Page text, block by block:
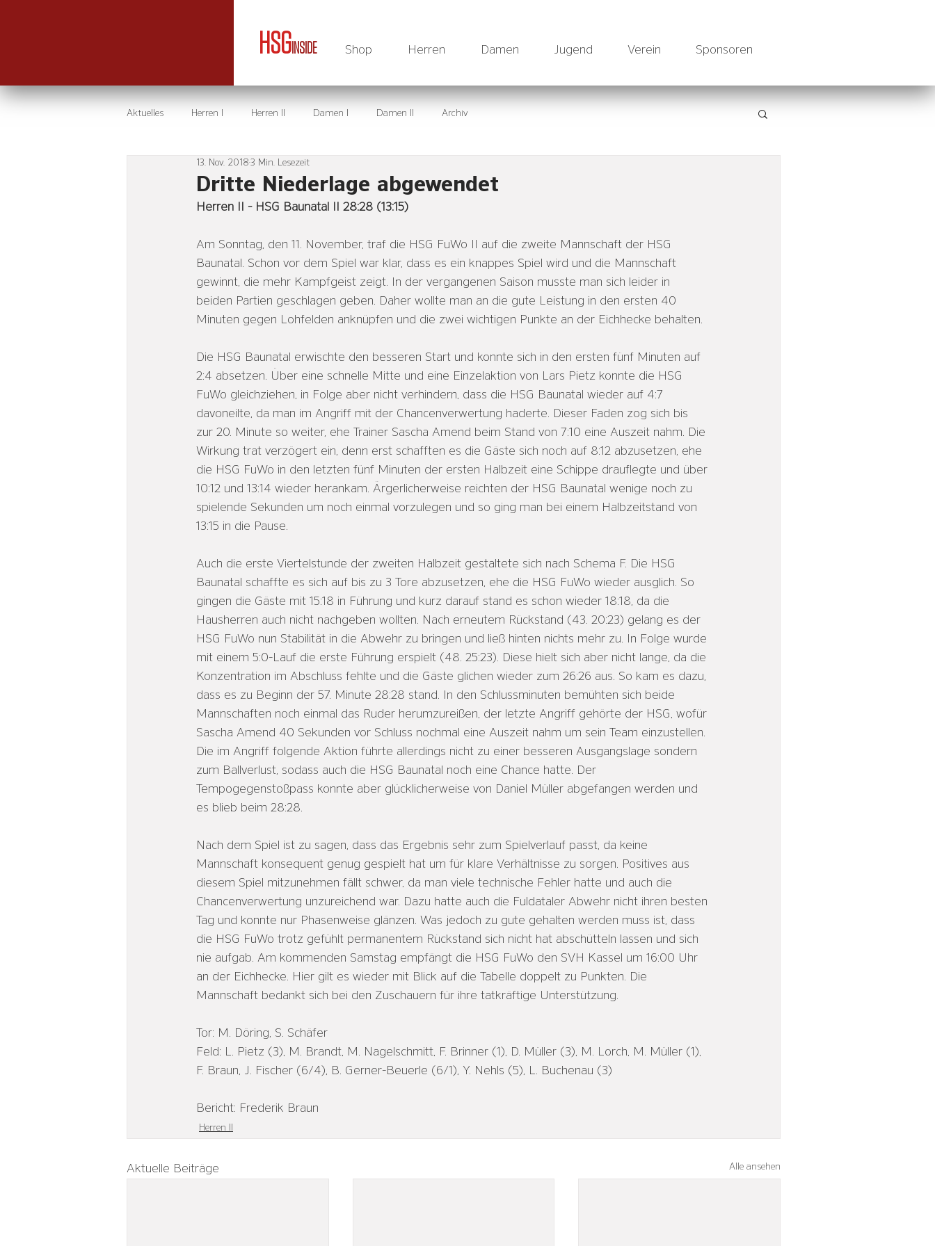
HSG INSIDE Shop Herren Damen Jugend Verein Sponsoren
Aktuelles Herren I Herren II Damen I Damen II Archiv
Dritte Niederlage abgewendet
13. Nov. 2018 3 Min. Lesezeit
Herren II - HSG Baunatal II 28:28 (13:15)
Am Sonntag, den 11. November, traf die HSG FuWo II auf die zweite Mannschaft der HSG
Baunatal. Schon vor dem Spiel war klar, dass es ein knappes Spiel wird und die Mannschaft
gewinnt, die mehr Kampfgeist zeigt. In der vergangenen Saison musste man sich leider in
beiden Partien geschlagen geben. Daher wollte man an die gute Leistung in den ersten 40
Minuten gegen Lohfelden anknüpfen und die zwei wichtigen Punkte an der Eichhecke behalten.
Die HSG Baunatal erwischte den besseren Start und konnte sich in den ersten fünf Minuten auf
2:4 absetzen. Über eine schnelle Mitte und eine Einzelaktion von Lars Pietz konnte die HSG
FuWo gleichziehen, in Folge aber nicht verhindern, dass die HSG Baunatal wieder auf 4:7
davoneilte, da man im Angriff mit der Chancenverwertung haderte. Dieser Faden zog sich bis
zur 20. Minute so weiter, ehe Trainer Sascha Amend beim Stand von 7:10 eine Auszeit nahm. Die
Wirkung trat verzögert ein, denn erst schafften es die Gäste sich noch auf 8:12 abzusetzen, ehe
die HSG FuWo in den letzten fünf Minuten der ersten Halbzeit eine Schippe drauflegte und über
10:12 und 13:14 wieder herankam. Ärgerlicherweise reichten der HSG Baunatal wenige noch zu
spielende Sekunden um noch einmal vorzulegen und so ging man bei einem Halbzeitstand von
13:15 in die Pause.
Auch die erste Viertelstunde der zweiten Halbzeit gestaltete sich nach Schema F. Die HSG
Baunatal schaffte es sich auf bis zu 3 Tore abzusetzen, ehe die HSG FuWo wieder ausglich. So
gingen die Gäste mit 15:18 in Führung und kurz darauf stand es schon wieder 18:18, da die
Hausherren auch nicht nachgeben wollten. Nach erneutem Rückstand (43. 20:23) gelang es der
HSG FuWo nun Stabilität in die Abwehr zu bringen und ließ hinten nichts mehr zu. In Folge wurde
mit einem 5:0-Lauf die erste Führung erspielt (48. 25:23). Diese hielt sich aber nicht lange, da die
Konzentration im Abschluss fehlte und die Gäste glichen wieder zum 26:26 aus. So kam es dazu,
dass es zu Beginn der 57. Minute 28:28 stand. In den Schlussminuten bemühten sich beide
Mannschaften noch einmal das Ruder herumzureißen, der letzte Angriff gehörte der HSG, wofür
Sascha Amend 40 Sekunden vor Schluss nochmal eine Auszeit nahm um sein Team einzustellen.
Die im Angriff folgende Aktion führte allerdings nicht zu einer besseren Ausgangslage sondern
zum Ballverlust, sodass auch die HSG Baunatal noch eine Chance hatte. Der
Tempogegenstoßpass konnte aber glücklicherweise von Daniel Müller abgefangen werden und
es blieb beim 28:28.
Nach dem Spiel ist zu sagen, dass das Ergebnis sehr zum Spielverlauf passt, da keine
Mannschaft konsequent genug gespielt hat um für klare Verhältnisse zu sorgen. Positives aus
diesem Spiel mitzunehmen fällt schwer, da man viele technische Fehler hatte und auch die
Chancenverwertung unzureichend war. Dazu hatte auch die Fuldataler Abwehr nicht ihren besten
Tag und konnte nur Phasenweise glänzen. Was jedoch zu gute gehalten werden muss ist, dass
die HSG FuWo trotz gefühlt permanentem Rückstand sich nicht hat abschütteln lassen und sich
nie aufgab. Am kommenden Samstag empfängt die HSG FuWo den SVH Kassel um 16:00 Uhr
an der Eichhecke. Hier gilt es wieder mit Blick auf die Tabelle doppelt zu Punkten. Die
Mannschaft bedankt sich bei den Zuschauern für ihre tatkräftige Unterstützung.
Tor: M. Döring, S. Schäfer
Feld: L. Pietz (3), M. Brandt, M. Nagelschmitt, F. Brinner (1), D. Müller (3), M. Lorch, M. Müller (1),
F. Braun, J. Fischer (6/4), B. Gerner-Beuerle (6/1), Y. Nehls (5), L. Buchenau (3)
Bericht: Frederik Braun
Herren II
Aktuelle Beiträge Alle ansehen